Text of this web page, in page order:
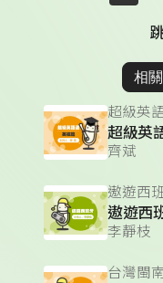
相
超級英
齊斌
遨遊西
遨遊西
李靜枝
台灣閩